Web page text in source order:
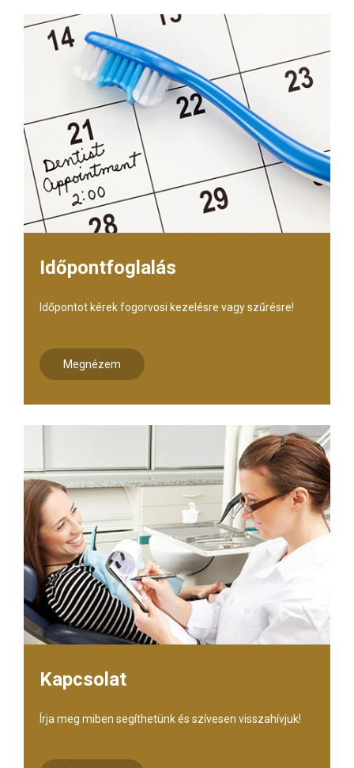
Időpontfoglalás
Időpontot kérek fogorvosi kezelésre vagy szűrésre!
Megnézem
Kapcsolat
Írja meg miben segíthetünk és szívesen visszahívjuk!